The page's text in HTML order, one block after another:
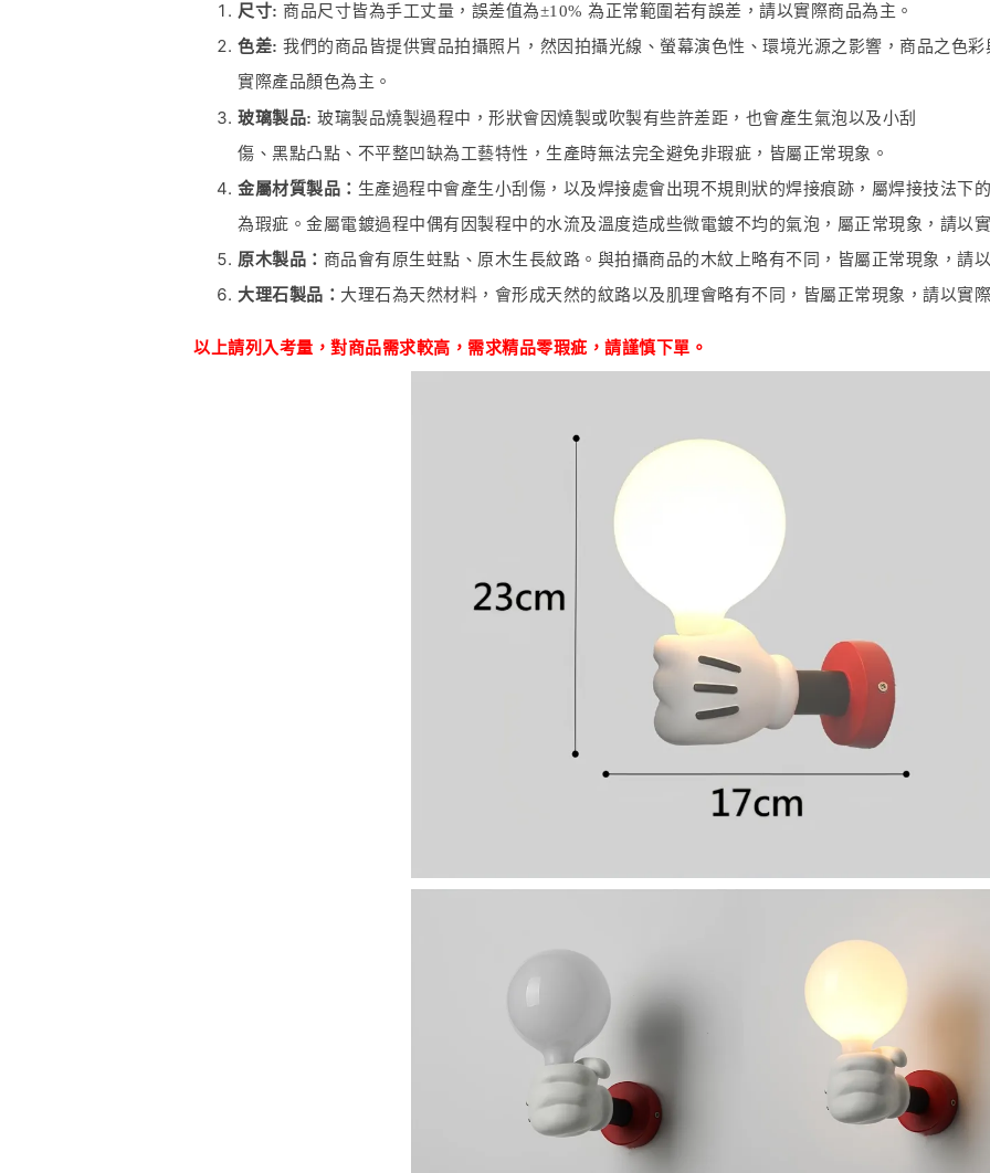
尺寸: 商品尺寸皆為手工丈量，誤差值為±10% 為正常範圍若有誤差，請以實際商品為主。
色差: 我們的商品皆提供實品拍攝照片，然因拍攝光線、螢幕演色性、環境光源之影響，商品之色
實際產品顏色為主。
玻璃製品: 玻璃製品燒製過程中，形狀會因燒製或吹製有些許差距，也會產生氣泡以及小刮
傷、黑點凸點、不平整凹缺為工藝特性，生產時無法完全避免非瑕疵，皆屬正常現象。
金屬材質製品： 生產過程中會產生小刮傷，以及焊接處會出現不規則狀的焊接痕跡，屬焊接技法下
為瑕疵。金屬電鍍過程中偶有因製程中的水流及溫度造成些微電鍍不均的氣泡，屬正常現象，請以
原木製品： 商品會有原生蛀點、原木生長紋路。與拍攝商品的木紋上略有不同，皆屬正常現象，請
大理石製品： 大理石為天然材料，會形成天然的紋路以及肌理會略有不同，皆屬正常現象，請以實
以上請列入考量，對商品需求較高，需求精品零瑕疵 ， 請謹慎下單。